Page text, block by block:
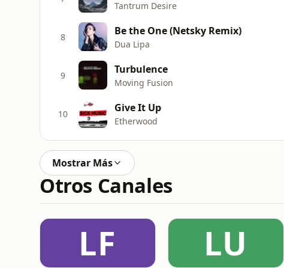
Tantrum Desire
8 Be the One (Netsky Remix)
Dua Lipa
9 Turbulence
Moving Fusion
10 Give It Up
Etherwood
Mostrar Más
Otros Canales
LF LU